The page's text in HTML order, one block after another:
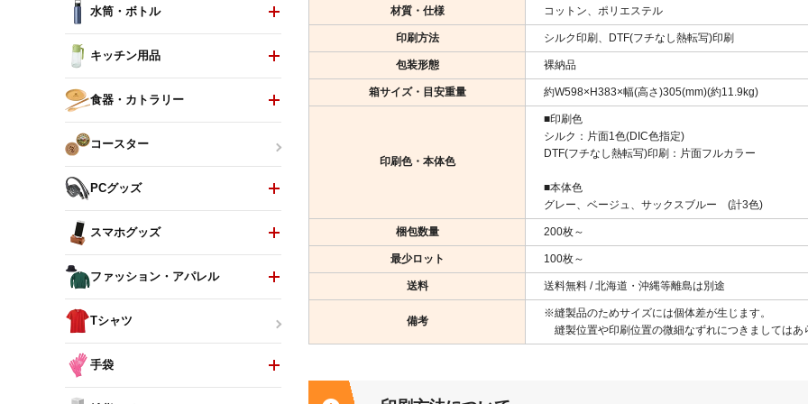
材質・仕様 コットン、ポリエステル
印刷方法 シルク印刷、DTF(フチなし熱転写)印刷
包装形態 裸納品
箱サイズ・目安重量 約W598×H383×幅(高さ)305(mm)(約11.9kg)
印刷色・本体色
■印刷色
シルク：片面1色(DIC色指定)
DTF(フチなし熱転写)印刷：片面フルカラー
■本体色
グレー、ベージュ、サックスブルー (計3色)
梱包数量 200枚～
最少ロット 100枚～
送料 送料無料 / 北海道・沖縄等離島は別途
備考
※縫製品のためサイズには個体差が生じます。
縫製位置や印刷位置の微細なずれにつきましてはあ
水筒・ボトル
キッチン用品
食器・カトラリー
コースター
PCグッズ
スマホグッズ
ファッション・アパレル
Tシャツ
手袋